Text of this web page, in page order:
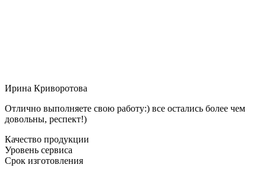
Ирина Криворотова
Отлично выполняете свою работу:) все остались более чем
довольны, респект!)
Качество продукции
Уровень сервиса
Срок изготовления